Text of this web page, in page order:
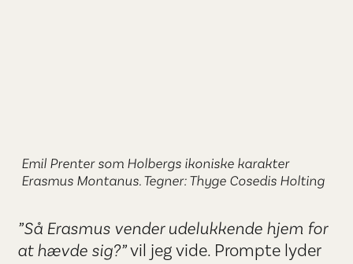
Emil Prenter som Holbergs ikoniske karakter
Erasmus Montanus. Tegner: Thyge Cosedis Holting
”Så Erasmus vender udelukkende hjem for
at hævde sig?”vil jeg vide. Prompte lyder